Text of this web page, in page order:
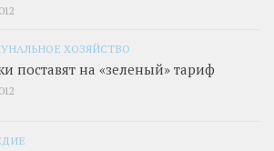
ХОЗЯЙСТВО
поставят на «зеленый» тариф